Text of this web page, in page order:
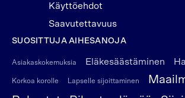
Käyttöehdot
Saavutettavuus
SUOSITTUJA AIHESANOJA
Asiakaskokemuksia Eläkesäästäminen
Korkoa korolle Lapselle sijoittaminen